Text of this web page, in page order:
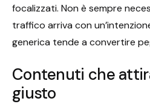
focalizzati. Non è sempre
traffico arriva con
generica tende a convertire
Contenuti che
giusto